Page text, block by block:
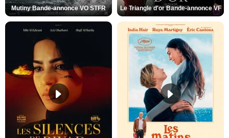
Mutiny Bande-annonce VO STFR Le Triangle d'or Bande-annonce VF